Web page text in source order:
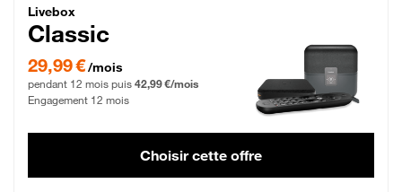
Livebox Classic Fibre
Livebox
Classic
29,99 € par mois pendant 12 mois puis 42,99 € par mois, Engagement 12 mois
29,99 €/mois
pendant 12 mois puis 42,99 €/mois
Engagement 12 mois
Choisir cette offre